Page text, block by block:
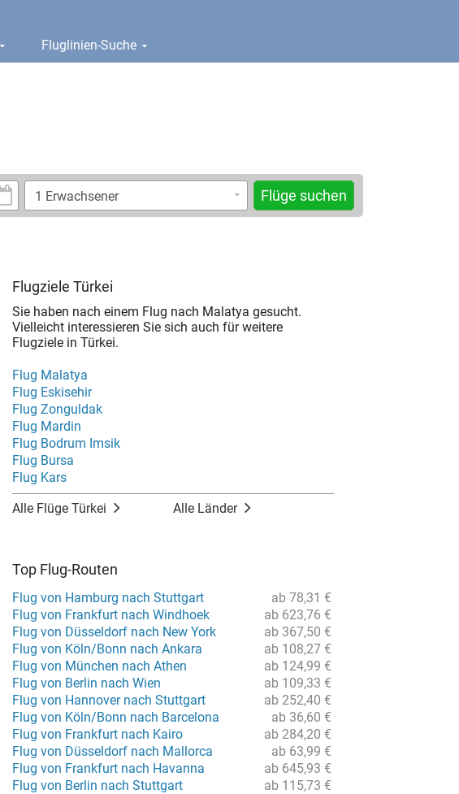
Fluglinien-Suche
Flüge suchen
Flugziele Türkei
Sie haben nach einem Flug nach Malatya gesucht.
Vielleicht interessieren Sie sich auch für weitere
Flugziele in Türkei.
Flug Malatya
Flug Eskisehir
Flug Zonguldak
Flug Mardin
Flug Bodrum Imsik
Flug Bursa
Flug Kars
Alle Flüge Türkei
Alle Länder
Top Flug-Routen
ab 78,31 €
Flug von Hamburg nach Stuttgart
ab 623,76 €
Flug von Frankfurt nach Windhoek
ab 367,50 €
Flug von Düsseldorf nach New York
ab 108,27 €
Flug von Köln/Bonn nach Ankara
ab 124,99 €
Flug von München nach Athen
ab 109,33 €
Flug von Berlin nach Wien
ab 252,40 €
Flug von Hannover nach Stuttgart
ab 36,60 €
Flug von Köln/Bonn nach Barcelona
ab 284,20 €
Flug von Frankfurt nach Kairo
ab 63,99 €
Flug von Düsseldorf nach Mallorca
ab 645,93 €
Flug von Frankfurt nach Havanna
ab 115,73 €
Flug von Berlin nach Stuttgart